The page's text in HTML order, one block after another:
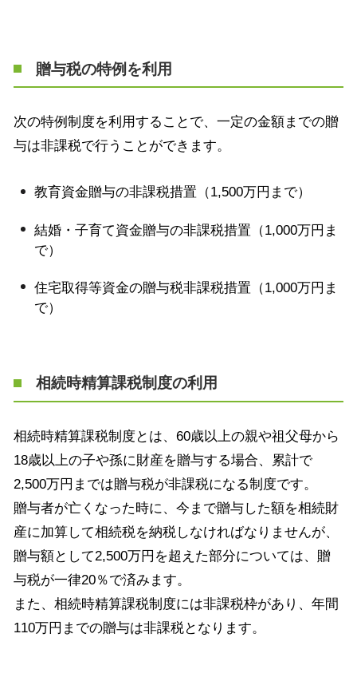
贈与税の特例を利用
次の特例制度を利用することで、一定の金額までの贈
与は非課税で行うことができます。
教育資金贈与の非課税措置（1,500万円まで）
結婚・子育て資金贈与の非課税措置（1,000万円ま
で）
住宅取得等資金の贈与税非課税措置（1,000万円ま
で）
相続時精算課税制度の利用
相続時精算課税制度とは、 60歳以上の親や祖父母から
18歳以上の子や孫に財産を贈与する場合、累計で
2,500万円までは贈与税が非課税になる制度です。
贈与者が亡くなった時に、今まで贈与した額を相続財
産に加算して相続税を納税しなければなりませんが、
贈与額として2,500万円を超えた部分については、贈
与税が一律20％で済みます。
また、相続時精算課税制度には非課税枠があり、年間
110万円までの贈与は非課税となります。